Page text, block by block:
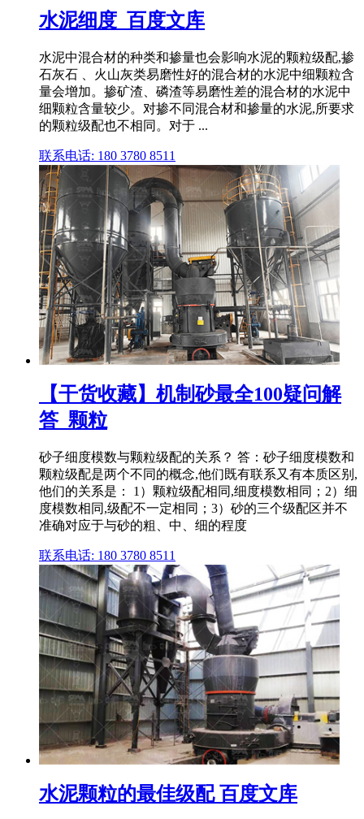
水泥细度_百度文库
水泥中混合材的种类和掺量也会影响水泥的颗粒级配,掺
石灰石 、火山灰类易磨性好的混合材的水泥中细颗粒含
量会增加。掺矿渣、磷渣等易磨性差的混合材的水泥中
细颗粒含量较少。对掺不同混合材和掺量的水泥,所要求
的颗粒级配也不相同。对于 ...
联系电话: 180 3780 8511
【干货收藏】机制砂最全100疑问解
答_颗粒
砂子细度模数与颗粒级配的关系？ 答：砂子细度模数和
颗粒级配是两个不同的概念,他们既有联系又有本质区别,
他们的关系是： 1）颗粒级配相同,细度模数相同；2）细
度模数相同,级配不一定相同；3）砂的三个级配区并不
准确对应于与砂的粗、中、细的程度
联系电话: 180 3780 8511
水泥颗粒的最佳级配 百度文库